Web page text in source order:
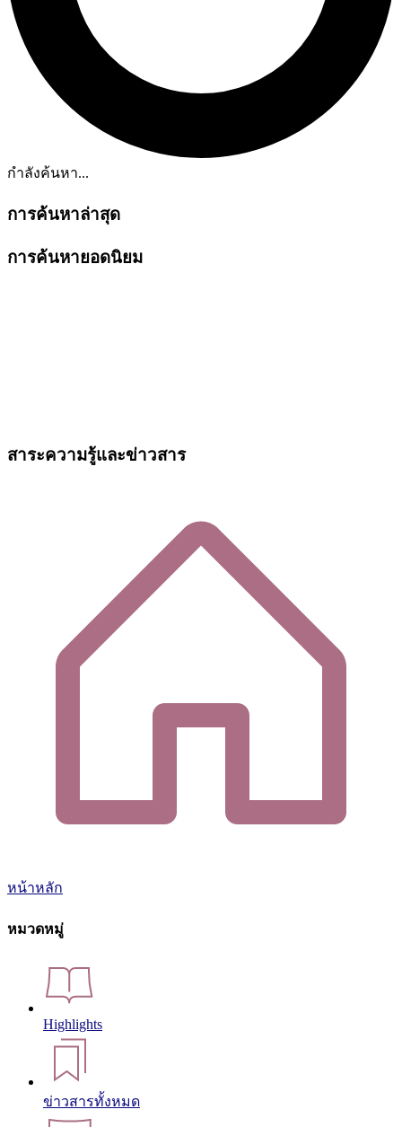
กำลังค้นหา...
การค้นหาล่าสุด
การค้นหายอดนิยม
สาระความรู้และข่าวสาร
หน้าหลัก
หมวดหมู่
Highlights
ข่าวสารทั้งหมด